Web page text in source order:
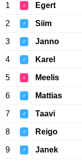
1 ♀ Egert
2 ♂ Siim
3 ♂ Janno
4 ♂ Karel
5 ♀ Meelis
6 ♂ Mattias
7 ♂ Taavi
8 ♂ Reigo
9 ♂ Janek